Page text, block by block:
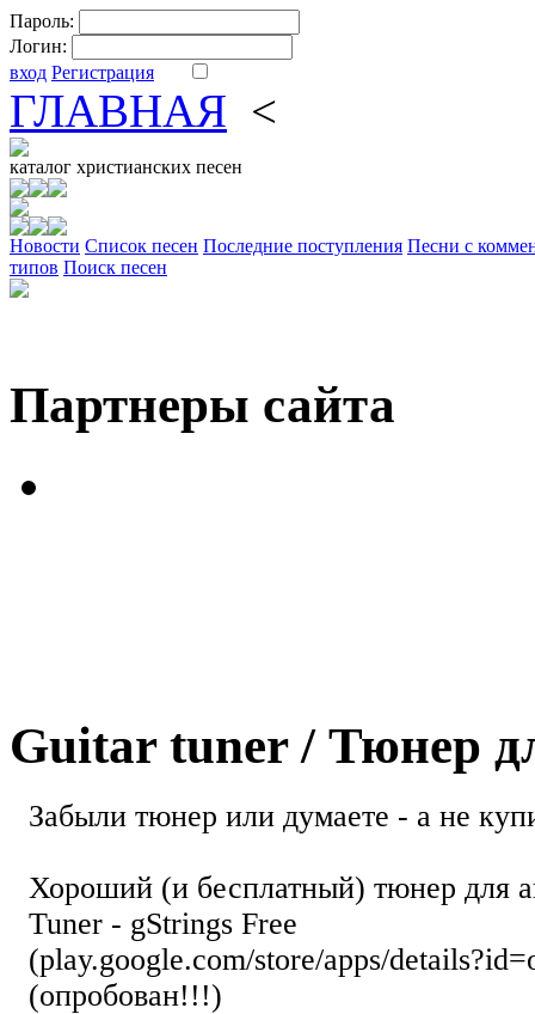
Пароль:
Логин:
вход Регистрация
ГЛАВНАЯ <
каталог христианских песен
Новости Cписок песен Последние поступления Песни с
типов Поиск песен
Партнеры сайта
Guitar tuner / Тюнер
Забыли тюнер или думаете - а не
Хороший (и бесплатный) тюнер для
Tuner - gStrings Free
(play.google.com/store/apps/
(опробован!!!)